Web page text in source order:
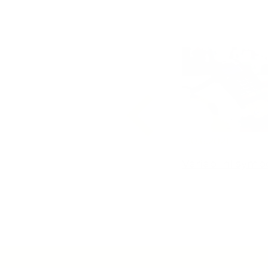
Variabilní